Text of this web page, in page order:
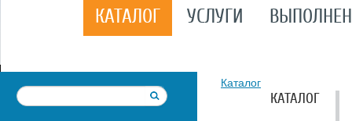
КАТАЛОГ УСЛУГИ
Каталог
КАТАЛОГ